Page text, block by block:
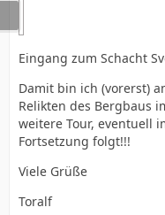
Eingang zum Schacht
Damit bin ich (vorerst)
Relikten des Bergbaus
weitere Tour, eventuell
Fortsetzung folgt!!!
Viele Grüße
Toralf